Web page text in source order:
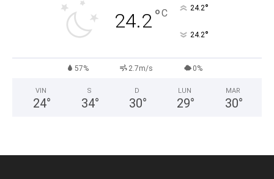
24.2°C 24.2°
24.2°
57% 2.7m/s 0%
VIN
24°
S
34°
D
30°
LUN
29°
MAR
30°